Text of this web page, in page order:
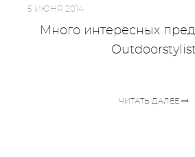
5 ИЮНЯ 2014
Много интересных
ЧИТАТЬ ДАЛЕЕ